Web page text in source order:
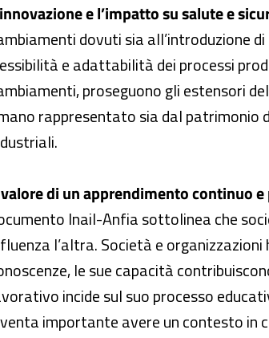
e l’impatto su salute e
dovuti sia all’introduzione
e adattabilità dei processi
proseguono gli estensori
rappresentato sia dal patrimonio
di un apprendimento continuo
Inail-Anfia sottolinea che
l’altra. Società e organizzazioni
le sue capacità
incide sul suo processo
importante avere un contesto in